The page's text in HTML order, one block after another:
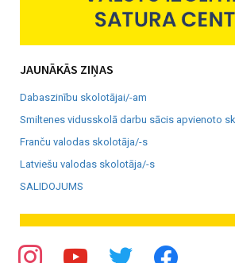
JAUNĀKĀS ZIŅAS
Dabaszinību skolotājai/-am
Smiltenes vidusskolā darbu sācis apvienoto
Franču valodas skolotāja/-s
Latviešu valodas skolotāja/-s
SALIDOJUMS